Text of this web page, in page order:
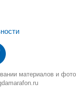
материалов и фото